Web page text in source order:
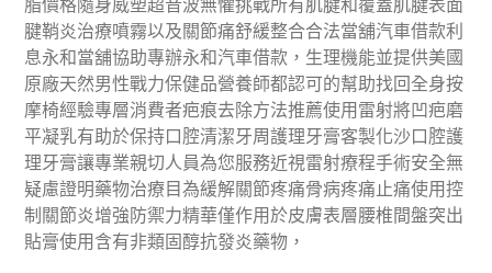
腱鞘炎治療噴霧以及關節痛舒緩整合合法當舖汽車借款利
息永和當舖協助專辦永和汽車借款，生理機能並提供美國
原廠天然男性戰力保健品營養師都認可的幫助找回全身按
摩椅經驗專層消費者疤痕去除方法推薦使用雷射將凹疤磨
平凝乳有助於保持口腔清潔牙周護理牙膏客製化沙口腔護
理牙膏讓專業親切人員為您服務近視雷射療程手術安全無
疑慮證明藥物治療目為緩解關節疼痛骨病疼痛止痛使用控
制關節炎增強防禦力精華僅作用於皮膚表層腰椎間盤突出
貼膏使用含有非類固醇抗發炎藥物，